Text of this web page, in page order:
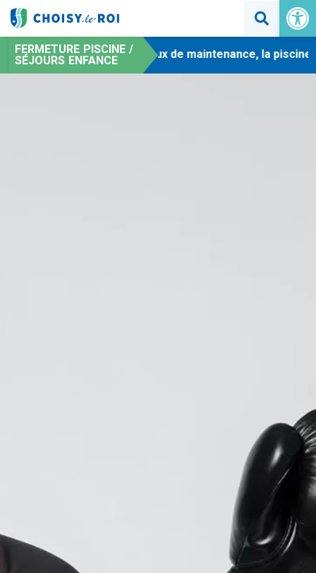
Ouvrir
FERMETURE PISCINE /
SÉJOURS ENFANCE
-En raison de travaux de maintenance, la piscine